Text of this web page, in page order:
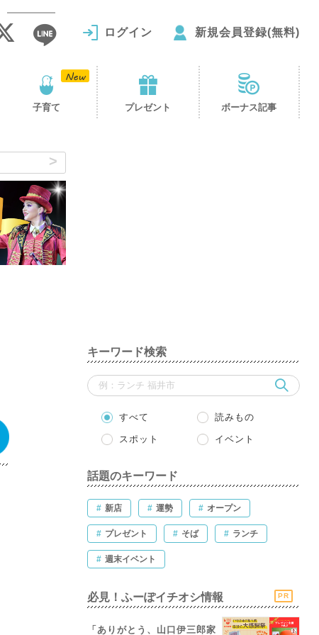
ログイン 新規会員登録(無料)
子育て プレゼント ボーナス記事
キーワード検索
すべて 読みもの
スポット イベント
話題のキーワード
# 新店 # 運勢 # オープン
# プレゼント # そば # ランチ
# 週末イベント
必見！ふーぽイチオシ情報 PR
「ありがとう、山口伊三郎家